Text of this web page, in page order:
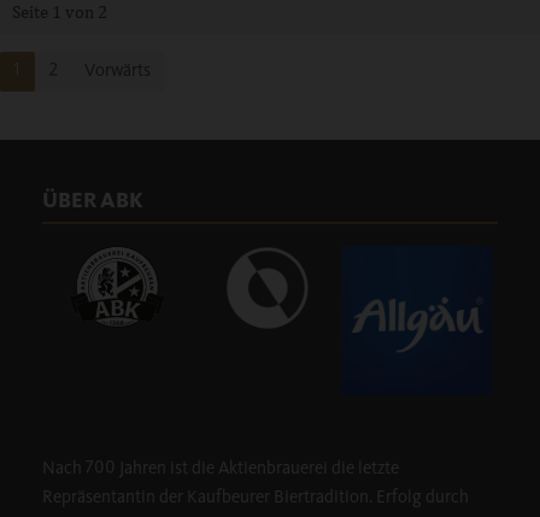
Seite 1 von 2
1 Vorwärts
ÜBER ABK
Nach 700 Jahren ist die Aktienbrauerei die letzte
Repräsentantin der Kaufbeurer Biertradition. Erfolg durch